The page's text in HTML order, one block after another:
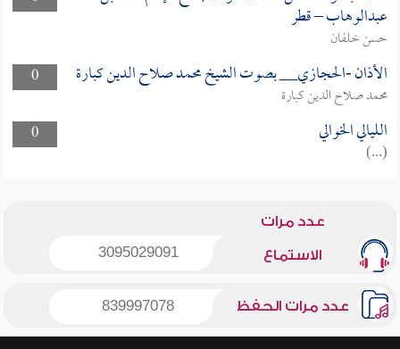
عبدالوهاب – قطر
حسن خلفان
0
الأذان -الحجازي__ بصوت الشيخ محمد صلاح الدين كبارة
محمد صلاح الدين كبارة
0
الليالي الخوالي
(...)
عدد مرات
الاستماع 3095029091
عدد مرات الحفظ 839997078